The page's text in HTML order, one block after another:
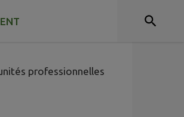
professionnelles